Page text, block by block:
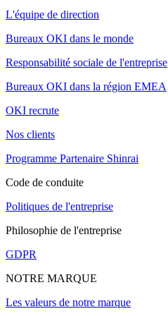
L'équipe de direction
Bureaux OKI dans le monde
Responsabilité sociale de l'entreprise
Bureaux OKI dans la région EMEA
OKI recrute
Nos clients
Programme Partenaire Shinrai
Code de conduite
Politiques de l'entreprise
Philosophie de l'entreprise
GDPR
NOTRE MARQUE
Les valeurs de notre marque